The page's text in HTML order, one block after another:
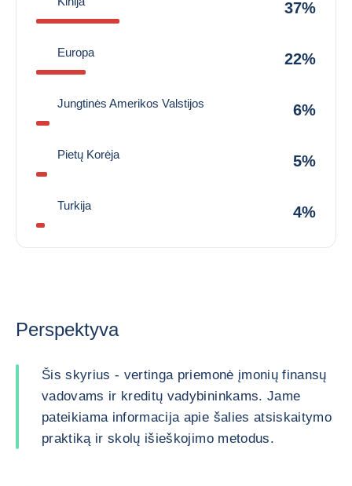
37%
Europa 22%
Jungtinės Amerikos Valstijos 6%
Pietų Korėja 5%
Turkija 4%
Perspektyva
Šis skyrius - vertinga priemonė įmonių finansų
vadovams ir kreditų vadybininkams. Jame
pateikiama informacija apie šalies atsiskaitymo
praktiką ir skolų išieškojimo metodus.